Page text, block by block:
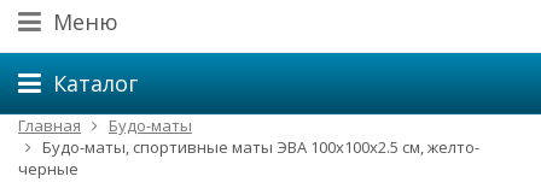
Меню
Каталог
Главная
Будо-маты
Будо-маты, спортивные маты ЭВА 100х100x2.5 см, желто-
черные